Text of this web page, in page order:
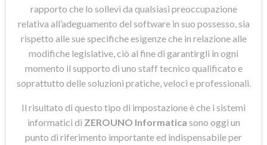
rapporto che lo sollevi da qualsiasi preoccupazione
relativa all’adeguamento del software in suo possesso, sia
rispetto alle sue specifiche esigenze che in relazione alle
modifiche legislative, ciò al fine di garantirgli in ogni
momento il supporto di uno staff tecnico qualificato e
soprattutto delle soluzioni pratiche, veloci e professionali.
Il risultato di questo tipo di impostazione è che i sistemi
informatici di ZEROUNO Informatica sono oggi un
punto di riferimento importante ed indispensabile per